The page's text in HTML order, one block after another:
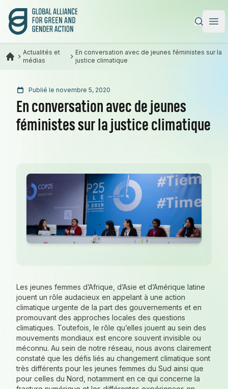
Alliance mondiale pour l’action verte et féministe
Actualités et
médias
En conversation avec de jeunes féministes sur la
justice climatique
Publié le novembre 5, 2020
En conversation avec de jeunes
féministes sur la justice climatique
Les jeunes femmes d’Afrique, d’Asie et d’Amérique latine
jouent un rôle audacieux en appelant à une action
climatique urgente de la part des gouvernements et en
promouvant des approches locales des questions
climatiques. Toutefois, le rôle qu’elles jouent au sein des
mouvements mondiaux est encore souvent invisible ou
méconnu. Au sein de notre réseau, nous avons clairement
constaté que les défis liés au changement climatique sont
très différents pour les jeunes femmes du Sud ainsi que
pour celles du Nord, notamment en ce qui concerne la